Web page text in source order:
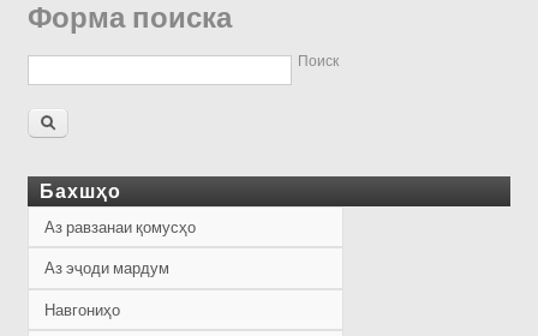
Форма поиска
Поиск
Бахшҳо
Аз равзанаи қомусҳо
Аз эҷоди мардум
Навгониҳо